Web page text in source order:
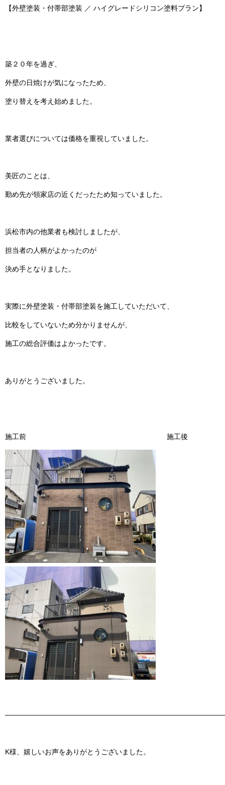
【外壁塗装・付帯部塗装 ／ ハイグレードシリコン塗料プラン】
築２０年を過ぎ、
外壁の日焼けが気になったため、
塗り替えを考え始めました。
業者選びについては価格を重視していました。
美匠のことは、
勤め先が領家店の近くだったため知っていました。
浜松市内の他業者も検討しましたが、
担当者の人柄がよかったのが
決め手となりました。
実際に外壁塗装・付帯部塗装を施工していただいて、
比較をしていないため分かりませんが、
施工の総合評価はよかったです。
ありがとうございました。
施工前 施工後
K様、嬉しいお声をありがとうございました。